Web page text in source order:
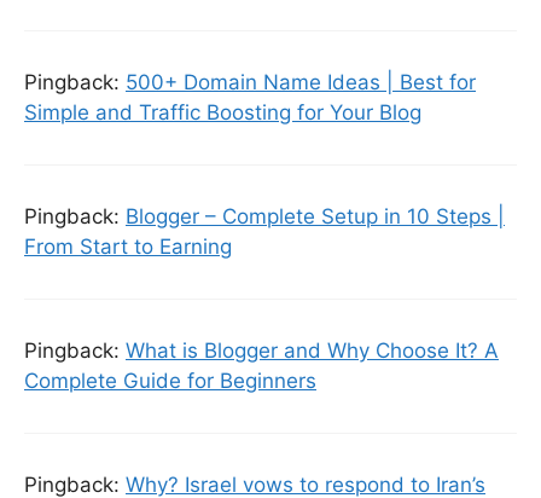
Pingback: 500+ Domain Name Ideas | Best for
Simple and Traffic Boosting for Your Blog
Pingback: Blogger – Complete Setup in 10 Steps |
From Start to Earning
Pingback: What is Blogger and Why Choose It? A
Complete Guide for Beginners
Pingback: Why? Israel vows to respond to Iran’s